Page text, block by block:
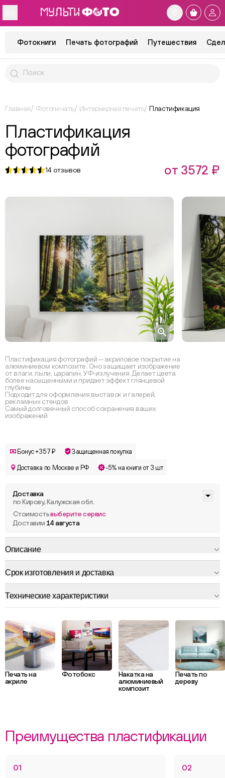
Фотокниги Печать фотографий Путешествия
Главная Фотопечать Интерьерная печать Пластификация
Пластификация фотографий — акриловое покрытие на
алюминиевом композите. Оно защищает изображение
от влаги, пыли, царапин, УФ‑излучения. Делает цвета
более насыщенными и придает эффект глянцевой
глубины
Подходит для оформления выставок и галерей,
рекламных стендов
Самый долговечный способ сохранения ваших
изображений
Пластификация
фотографий
14 отзывов от 3572 ₽
Бонус +357 ₽ Защищенная покупка
Доставка по Москве и РФ -5% на книги от 3 шт
Доставка
по Кирову, Калужская обл.
Стоимостьвыберите сервис
Доставим 14 августа
Описание
Срок изготовления и доставка
Технические характеристики
Печать на
акриле
Фотобокс
Накатка на
алюминиевый
композит
Печать по
дереву
Преимущества пластификации
01
02